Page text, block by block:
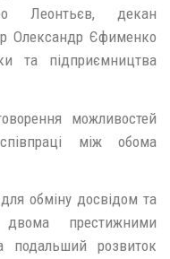
Леонтьєв, декан
Олександр Єфименко
та підприємництва
можливостей
між обома
обміну досвідом та
престижними
подальший розвиток